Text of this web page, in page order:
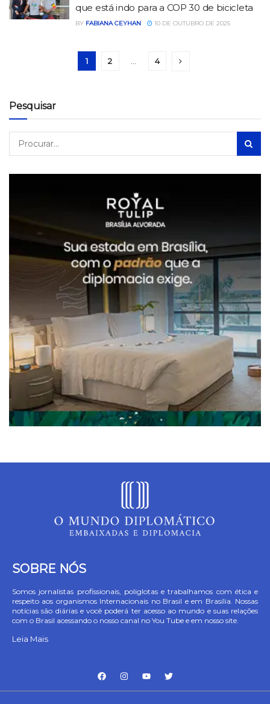
que está indo para a COP 30 de bicicleta
BY FABIANA CEYHAN 10 DE OUTUBRO DE 2025
1 2 4
Pesquisar
SOBRE NÓS
Somos jornalistas profissionais, poliglotas e trabalhamos com ética e
respeito aos organismos Internacionais no Brasil e em Brasília. Nossas
notícias são diárias e você poderá ter acesso ao mundo e suas relações
com o Brasil acessando o nosso canal no You Tube e em nosso site.
Leia Mais